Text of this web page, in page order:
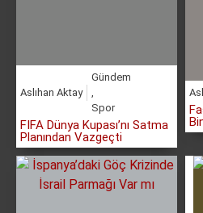
Aslıhan Aktay
Gündem
,
Spor
FIFA Dünya Kupası’nı Satma
Planından Vazgeçti